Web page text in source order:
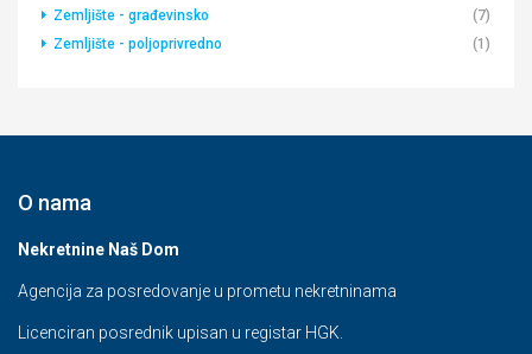
Zemljište - građevinsko
(7)
Zemljište - poljoprivredno
(1)
O nama
Nekretnine Naš Dom
Agencija za posredovanje u prometu nekretninama
Licenciran posrednik upisan u registar HGK.